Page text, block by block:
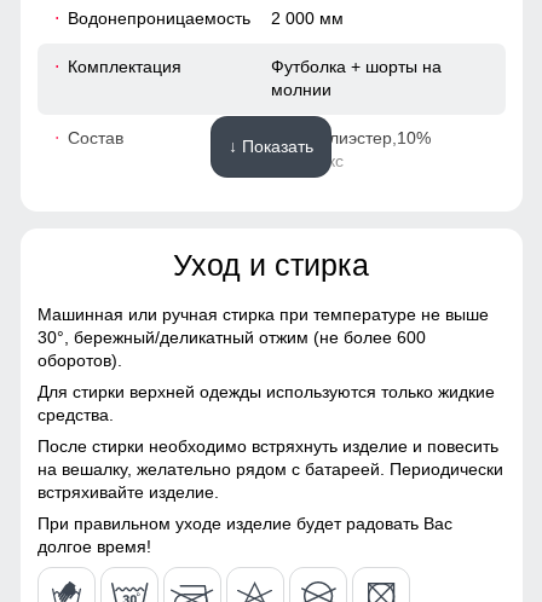
Модель шорт с высокой посадкой на широком эластичном
поясе, в которых любой парень выглядит притягательно.
Удобные и вместительные карманы
Прорезные карманы служат местом хранения различных
мелочей.
50-52 (XL)
67
32
Водонепроницаемость 2 000 мм
Комплектация
Футболка + шорты на
молнии
Состав
90% полиэстер,10%
спандекс
Натуральные материалы,
Трикотаж, Ткань,
Экологичные материалы
Особенность ткани Мягкая/Гладкая
Утеплитель, гр Без утеплителя
Конструктивные особенности
Покрой костюмы Свободный
↓ Показать
Уход и стирка
Машинная или ручная стирка при температуре не выше
30°, бережный/деликатный отжим (не более 600
оборотов).
Для стирки верхней одежды используются только жидкие
средства.
После стирки необходимо встряхнуть изделие и повесить
на вешалку, желательно рядом с батареей. Периодически
встряхивайте изделие.
При правильном уходе изделие будет радовать Вас
долгое время!